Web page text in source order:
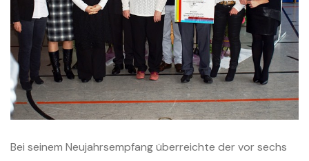
Bei seinem Neujahrsempfang überreichte der vor sechs